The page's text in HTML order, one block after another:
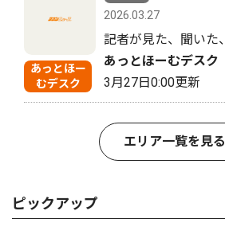
あっとほー
むデスク
2026.03.27
記者が見た、聞いた
あっとほーむデスク
3月27日0:00更新
エリア一覧を見る
ピックアップ